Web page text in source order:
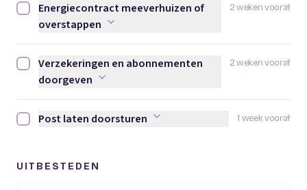
2 weken vooraf
Energiecontract meeverhuizen of overstappen afvinken
Energiecontract meeverhuizen of
overstappen
2 weken vooraf
Verzekeringen en abonnementen doorgeven afvinken
Verzekeringen en abonnementen
doorgeven
1 week vooraf
Post laten doorsturen afvinken
Post laten doorsturen
UITBESTEDEN